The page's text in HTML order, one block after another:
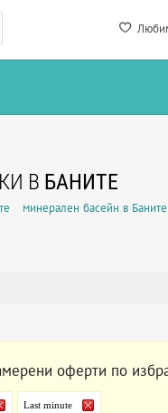
В БАНИТЕ
минерален басейн в Баните
оферти по
Last minute